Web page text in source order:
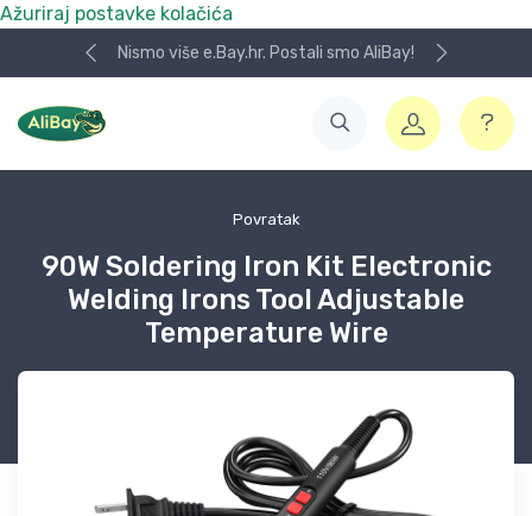
Ažuriraj postavke kolačića
Nismo više e.Bay.hr. Postali smo AliBay!
Povratak
90W Soldering Iron Kit Electronic
Welding Irons Tool Adjustable
Temperature Wire